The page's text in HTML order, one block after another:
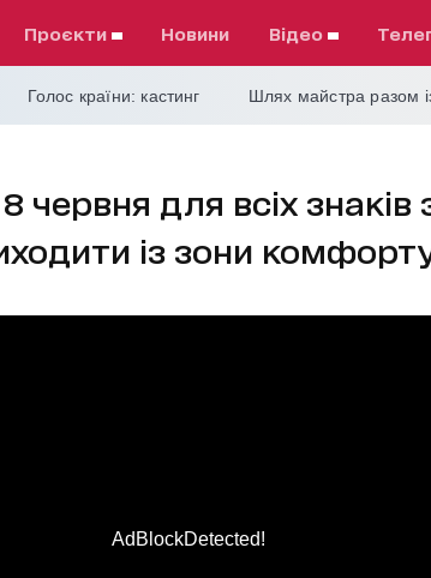
проєкти Новини відео
Голос країни: кастинг Шлях майстра разом
червня для всіх знаків
із зони
AdBlockDetected!